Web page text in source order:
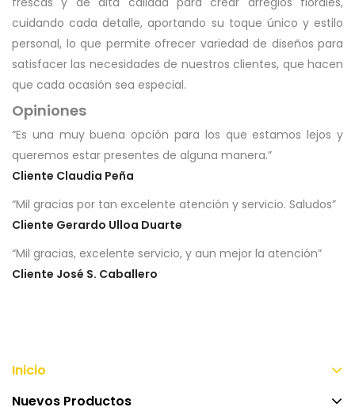
cuidando cada detalle, aportando su toque único y estilo
personal, lo que permite ofrecer variedad de diseños para
satisfacer las necesidades de nuestros clientes, que hacen
que cada ocasión sea especial.
Opiniones
“Es una muy buena opción para los que estamos lejos y
queremos estar presentes de alguna manera.”
Cliente Claudia Peña
“Mil gracias por tan excelente atención y servicio. Saludos”
Cliente Gerardo Ulloa Duarte
“Mil gracias, excelente servicio, y aun mejor la atención”
Cliente José S. Caballero
Inicio
Nuevos Productos